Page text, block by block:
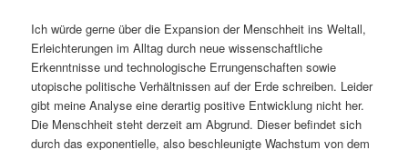
Ich würde gerne über die Expansion der Menschheit ins Weltall,
Erleichterungen im Alltag durch neue wissenschaftliche
Erkenntnisse und technologische Errungenschaften sowie
utopische politische Verhältnissen auf der Erde schreiben. Leider
gibt meine Analyse eine derartig positive Entwicklung nicht her.
Die Menschheit steht derzeit am Abgrund. Dieser befindet sich
durch das exponentielle, also beschleunigte Wachstum von dem